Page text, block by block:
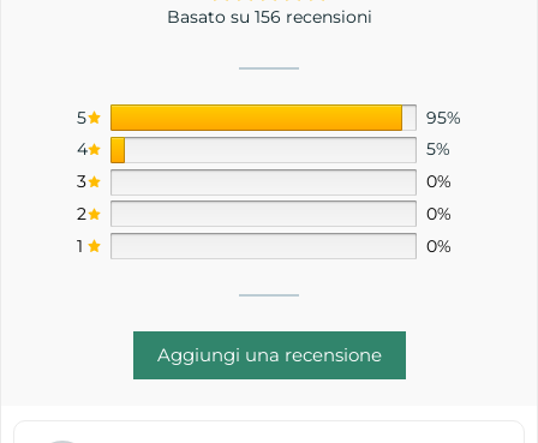
Basato su 156 recensioni
5
95%
4
5%
3
0%
2
0%
1
0%
Aggiungi una recensione